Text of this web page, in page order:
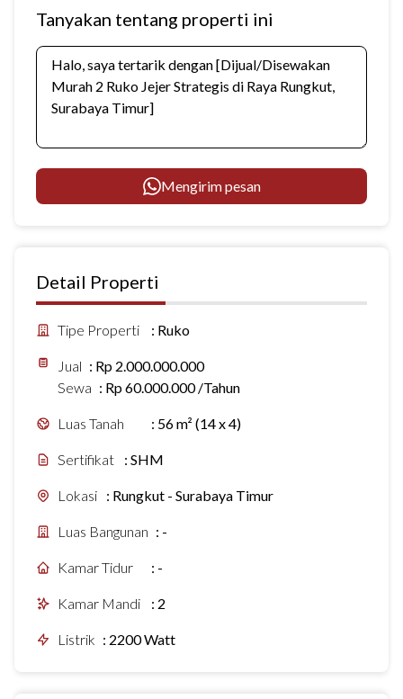
Tanyakan tentang properti ini
Mengirim pesan
Detail Properti
Tipe Properti : Ruko
Jual : Rp 2.000.000.000
Sewa : Rp 60.000.000 /Tahun
Luas Tanah : 56 m² (14 x 4)
Sertifikat : SHM
Lokasi : Rungkut - Surabaya Timur
Luas Bangunan : -
Kamar Tidur : -
Kamar Mandi : 2
Listrik : 2200 Watt